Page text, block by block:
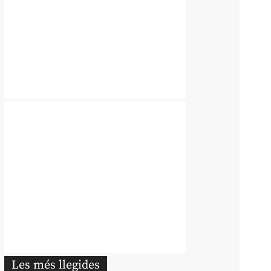
Les més llegides